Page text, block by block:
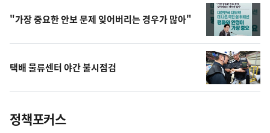
"가장 중요한 안보 문제 잊어버리는 경우가 많아"
택배 물류센터 야간 불시점검
정책포커스